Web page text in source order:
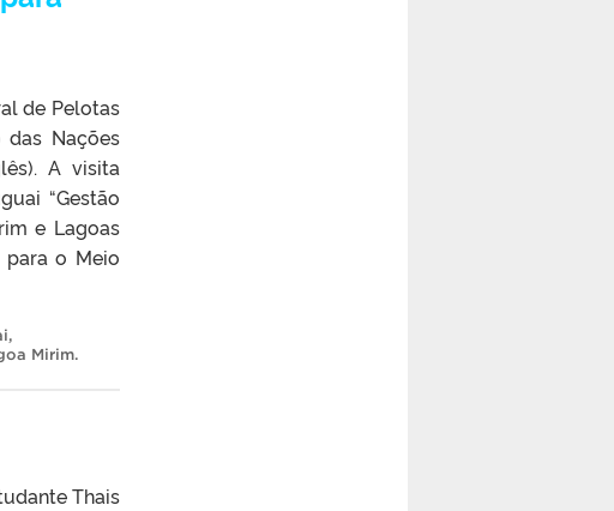
de Pelotas
das Nações
A visita
“Gestão
e Lagoas
para o Meio
,
Mirim.
Thais